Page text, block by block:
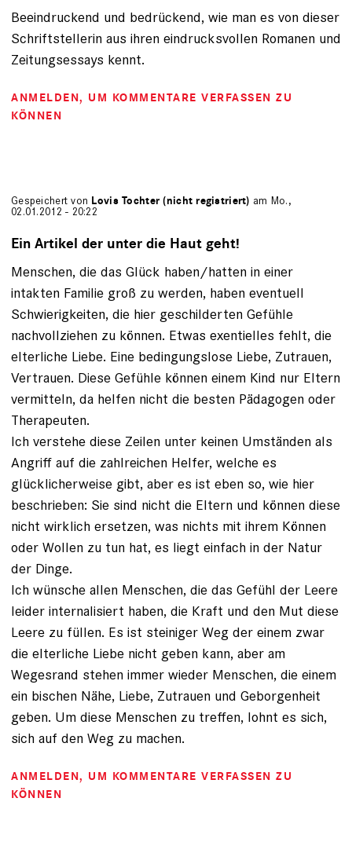
Beeindruckend und bedrückend, wie man es von dieser
Schriftstellerin aus ihren eindrucksvollen Romanen und
Zeitungsessays kennt.
ANMELDEN, UM KOMMENTARE VERFASSEN ZU
KÖNNEN
Gespeichert von Lovis Tochter (nicht registriert) am Mo.,
02.01.2012 - 20:22
Ein Artikel der unter die Haut geht!
Menschen, die das Glück haben/hatten in einer
intakten Familie groß zu werden, haben eventuell
Schwierigkeiten, die hier geschilderten Gefühle
nachvollziehen zu können. Etwas exentielles fehlt, die
elterliche Liebe. Eine bedingungslose Liebe, Zutrauen,
Vertrauen. Diese Gefühle können einem Kind nur Eltern
vermitteln, da helfen nicht die besten Pädagogen oder
Therapeuten.
Ich verstehe diese Zeilen unter keinen Umständen als
Angriff auf die zahlreichen Helfer, welche es
glücklicherweise gibt, aber es ist eben so, wie hier
beschrieben: Sie sind nicht die Eltern und können diese
nicht wirklich ersetzen, was nichts mit ihrem Können
oder Wollen zu tun hat, es liegt einfach in der Natur
der Dinge.
Ich wünsche allen Menschen, die das Gefühl der Leere
leider internalisiert haben, die Kraft und den Mut diese
Leere zu füllen. Es ist steiniger Weg der einem zwar
die elterliche Liebe nicht geben kann, aber am
Wegesrand stehen immer wieder Menschen, die einem
ein bischen Nähe, Liebe, Zutrauen und Geborgenheit
geben. Um diese Menschen zu treffen, lohnt es sich,
sich auf den Weg zu machen.
ANMELDEN, UM KOMMENTARE VERFASSEN ZU
KÖNNEN